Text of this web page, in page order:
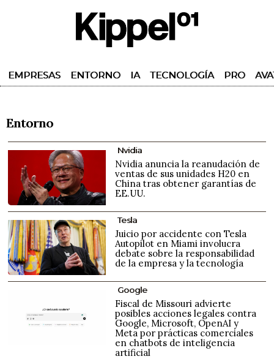
EMPRESAS ENTORNO IA TECNOLOGÍA PRO
Entorno
Nvidia
Nvidia anuncia la reanudación de
ventas de sus unidades H20 en
China tras obtener garantías de
EE.UU.
Tesla
Juicio por accidente con Tesla
Autopilot en Miami involucra
debate sobre la responsabilidad
de la empresa y la tecnología
Google
Fiscal de Missouri advierte
posibles acciones legales contra
Google, Microsoft, OpenAI y
Meta por prácticas comerciales
en chatbots de inteligencia
artificial